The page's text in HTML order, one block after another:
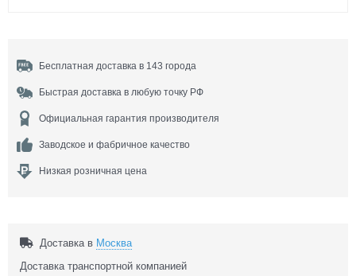
Бесплатная доставка в 143 города
Быстрая доставка в любую точку РФ
Официальная гарантия производителя
Заводское и фабричное качество
Низкая розничная цена
Доставка в Москва
Доставка транспортной компанией